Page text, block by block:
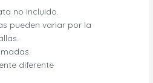
no incluido.
pueden variar por la
diferente